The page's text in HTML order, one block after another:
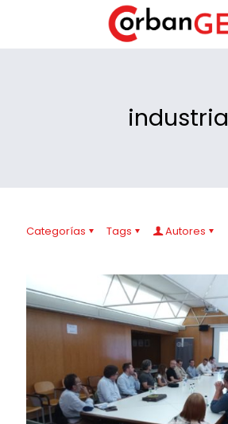
industria
Categorías Tags Autores